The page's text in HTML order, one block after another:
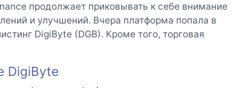
продолжает приковывать к себе внимание
и улучшений. Вчера платформа попала в
DigiByte (DGB). Кроме того, торговая
DigiByte